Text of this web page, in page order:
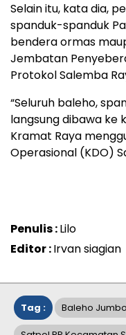
Selain itu, kata dia,
spanduk-spanduk
bendera ormas
Jembatan
Protokol Salemba
“Seluruh baleho,
langsung dibawa ke
Kramat Raya
Operasional (KDO)
Penulis :Lilo
Editor :Irvan siagian
Tag : Baleho